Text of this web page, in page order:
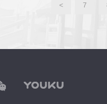
< 7